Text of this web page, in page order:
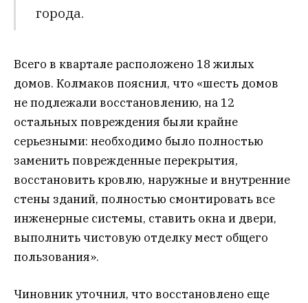
города.
Всего в квартале расположено 18 жилых
домов. Колмаков пояснил, что «шесть домов
не подлежали восстановлению, на 12
остальных повреждения были крайне
серьезными: необходимо было полностью
заменить поврежденные перекрытия,
восстановить кровлю, наружные и внутренние
стены зданий, полностью смонтировать все
инженерные системы, ставить окна и двери,
выполнить чистовую отделку мест общего
пользования».
Чиновник уточнил, что восстановлено еще